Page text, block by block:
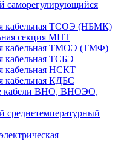
саморегулирующийся
кабельная ТСОЭ (НБМК)
секция МНТ
кабельная ТМОЭ (ТМФ)
кабельная ТСБЭ
кабельная НСКТ
кабельная КДБС
кабели ВНО, ВНОЭО,
среднетемпературный